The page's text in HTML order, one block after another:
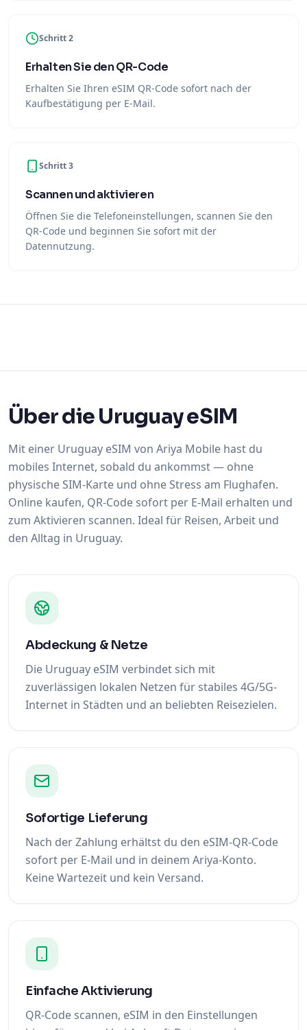
Schritt 2
Erhalten Sie den QR-Code
Erhalten Sie Ihren eSIM QR-Code sofort nach der
Kaufbestätigung per E-Mail.
Schritt 3
Scannen und aktivieren
Öffnen Sie die Telefoneinstellungen, scannen Sie den
QR-Code und beginnen Sie sofort mit der
Datennutzung.
Über die Uruguay eSIM
Mit einer Uruguay eSIM von Ariya Mobile hast du
mobiles Internet, sobald du ankommst — ohne
physische SIM-Karte und ohne Stress am Flughafen.
Online kaufen, QR-Code sofort per E-Mail erhalten und
zum Aktivieren scannen. Ideal für Reisen, Arbeit und
den Alltag in Uruguay.
Abdeckung & Netze
Die Uruguay eSIM verbindet sich mit
zuverlässigen lokalen Netzen für stabiles 4G/5G-
Internet in Städten und an beliebten Reisezielen.
Sofortige Lieferung
Nach der Zahlung erhältst du den eSIM-QR-Code
sofort per E-Mail und in deinem Ariya-Konto.
Keine Wartezeit und kein Versand.
Einfache Aktivierung
QR-Code scannen, eSIM in den Einstellungen